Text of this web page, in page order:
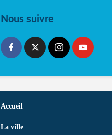
Nous suivre
Accueil
La ville